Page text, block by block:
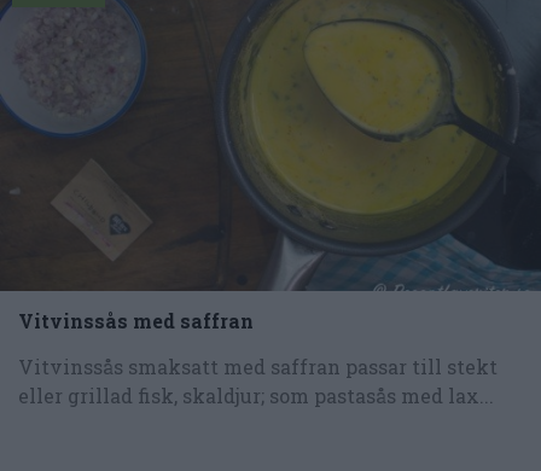
Vitvinssås med saffran
Vitvinssås smaksatt med saffran passar till stekt
eller grillad fisk, skaldjur; som pastasås med lax...